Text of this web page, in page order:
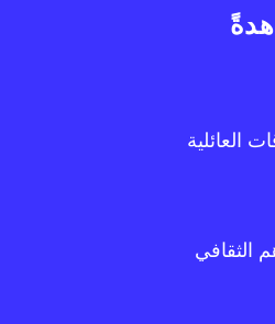
العائلية
الثقافي